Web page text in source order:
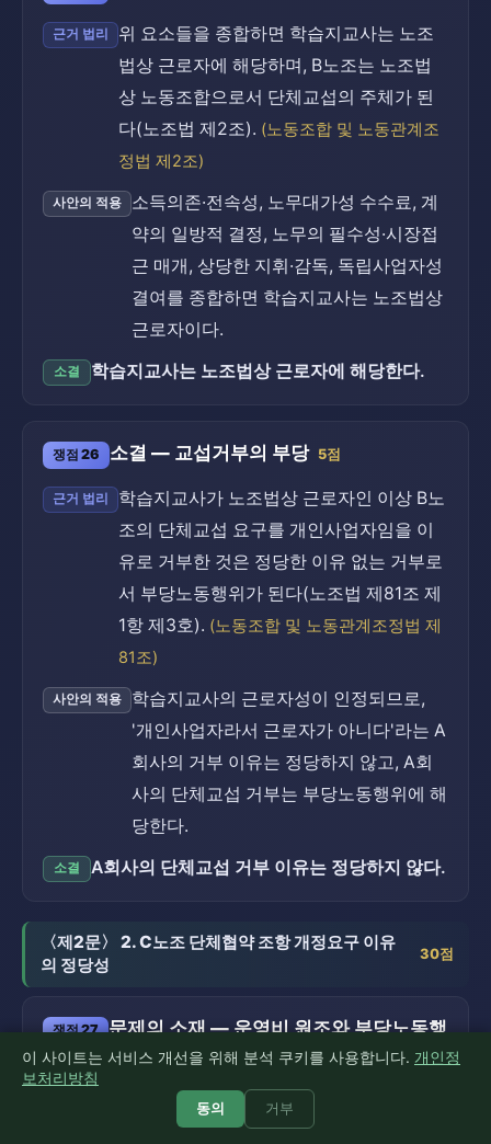
근거 법리
위 요소들을 종합하면 학습지교사는 노조
법상 근로자에 해당하며, B노조는 노조법
상 노동조합으로서 단체교섭의 주체가 된
다(노조법 제2조). (노동조합 및 노동관계조
정법 제2조)
사안의 적용
소득의존·전속성, 노무대가성 수수료, 계
약의 일방적 결정, 노무의 필수성·시장접
근 매개, 상당한 지휘·감독, 독립사업자성
결여를 종합하면 학습지교사는 노조법상
근로자이다.
소결 학습지교사는 노조법상 근로자에 해당한다.
쟁점 26 소결 — 교섭거부의 부당 5점
근거 법리
학습지교사가 노조법상 근로자인 이상 B노
조의 단체교섭 요구를 개인사업자임을 이
유로 거부한 것은 정당한 이유 없는 거부로
서 부당노동행위가 된다(노조법 제81조 제
1항 제3호). (노동조합 및 노동관계조정법 제
81조)
사안의 적용
학습지교사의 근로자성이 인정되므로,
'개인사업자라서 근로자가 아니다'라는 A
회사의 거부 이유는 정당하지 않고, A회
사의 단체교섭 거부는 부당노동행위에 해
당한다.
소결 A회사의 단체교섭 거부 이유는 정당하지 않다.
〈제2문〉 2. C노조 단체협약 조항 개정요구 이유
의 정당성
30점
쟁점 27 문제의 소재 — 운영비 원조와 부당노동행
위
5점
사용자가 노동조합의 운영비를 원조하는
행위는 부당노동행위가 될 수 있다(노동조
이 사이트는 서비스 개선을 위해 분석 쿠키를 사용합니다. 개인정
보처리방침
동의 거부